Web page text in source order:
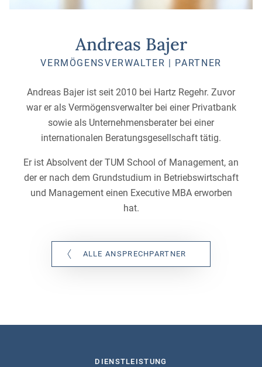
Andreas Bajer
VERMÖGENSVERWALTER | PARTNER
Andreas Bajer ist seit 2010 bei Hartz Regehr. Zuvor
war er als Vermögensverwalter bei einer Privatbank
sowie als Unternehmensberater bei einer
internationalen Beratungsgesellschaft tätig.
Er ist Absolvent der TUM School of Management, an
der er nach dem Grundstudium in Betriebswirtschaft
und Management einen Executive MBA erworben
hat.
ALLE ANSPRECHPARTNER
DIENSTLEISTUNG